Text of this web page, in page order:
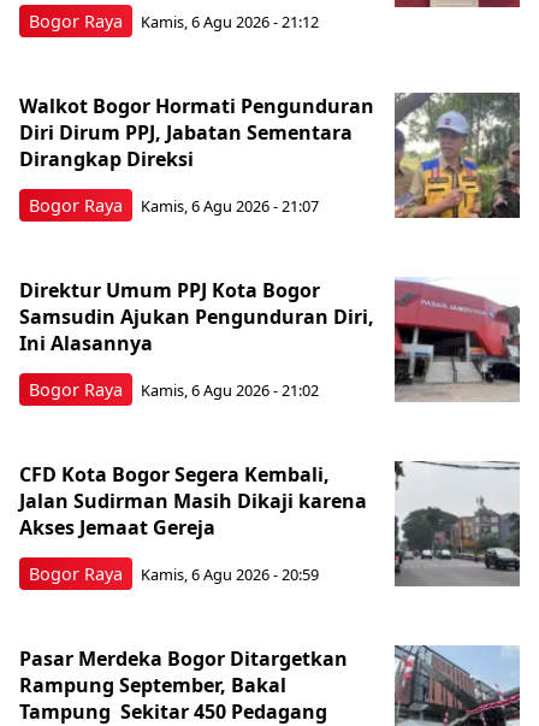
Bogor Raya Kamis, 6 Agu 2026 - 21:12
Bogor Raya
Walkot Bogor Hormati Pengunduran
Diri Dirum PPJ, Jabatan Sementara
Dirangkap Direksi
Kamis, 6 Agu 2026 - 21:07
Bogor Raya
Direktur Umum PPJ Kota Bogor
Samsudin Ajukan Pengunduran Diri,
Ini Alasannya
Kamis, 6 Agu 2026 - 21:02
Bogor Raya
CFD Kota Bogor Segera Kembali,
Jalan Sudirman Masih Dikaji karena
Akses Jemaat Gereja
Kamis, 6 Agu 2026 - 20:59
Pasar Merdeka Bogor Ditargetkan
Rampung September, Bakal
Tampung Sekitar 450 Pedagang